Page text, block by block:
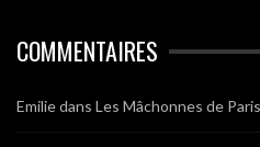
COMMENTAIRES
Emiliedans Les Mâchonnes de